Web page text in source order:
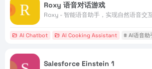
Roxy 语音对话游戏
Roxy - 智能语音助手，实现自然语音交互
AI Chatbot AI Cooking Assistant # AI语音助
Salesforce Einstein 1